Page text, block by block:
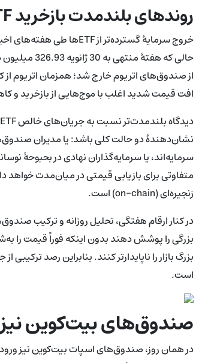
روندهای بلندمدت بازخرید ETF
افت قیمت شدید اغلب با موج‌هایی از بازخرید
نشان‌دهندهٔ دو حالت کلی باشد: یا مدیران
سرمایه‌اند، یا سرمایه‌گذاران نهادی در بحبوحهٔ
متفاوتی برای بازیابی قیمتی در میان‌مدت
زنجیره‌ای (on-chain) است.
در کنار ارقام هفتگی، تحلیل روزانه و ترکیب
بزرگی را پوشش دهند بدون اینکه فوراً قیمت را
است.
صندوق‌های بیت‌کوین